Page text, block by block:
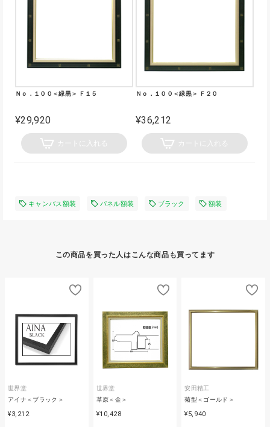
Ｎｏ．１００＜緑黒＞ Ｆ１５
¥29,920
カートに入れる
Ｎｏ．１００＜緑黒＞ Ｆ２０
¥36,212
カートに入れる
キャンバス額装 パネル額装 ブラック 額装
この商品を買った人はこんな商品も買ってます
世界堂
アイナ＜ブラック＞
¥3,212
世界堂
草原＜金＞
¥10,428
安田精工
菊型＜ゴールド＞
¥5,940